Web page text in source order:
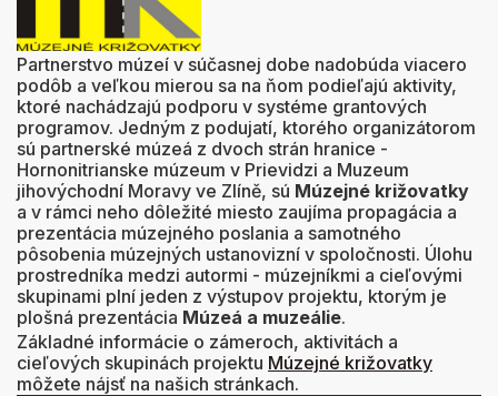
Partnerstvo múzeí v súčasnej dobe nadobúda viacero
podôb a veľkou mierou sa na ňom podieľajú aktivity,
ktoré nachádzajú podporu v systéme grantových
programov. Jedným z podujatí, ktorého organizátorom
sú partnerské múzeá z dvoch strán hranice -
Hornonitrianske múzeum v Prievidzi a Muzeum
jihovýchodní Moravy ve Zlíně, sú Múzejné križovatky
a v rámci neho dôležité miesto zaujíma propagácia a
prezentácia múzejného poslania a samotného
pôsobenia múzejných ustanovizní v spoločnosti. Úlohu
prostredníka medzi autormi - múzejníkmi a cieľovými
skupinami plní jeden z výstupov projektu, ktorým je
plošná prezentácia Múzeá a muzeálie.
Základné informácie o zámeroch, aktivitách a
cieľových skupinách projektu Múzejné križovatky
môžete nájsť na našich stránkach.